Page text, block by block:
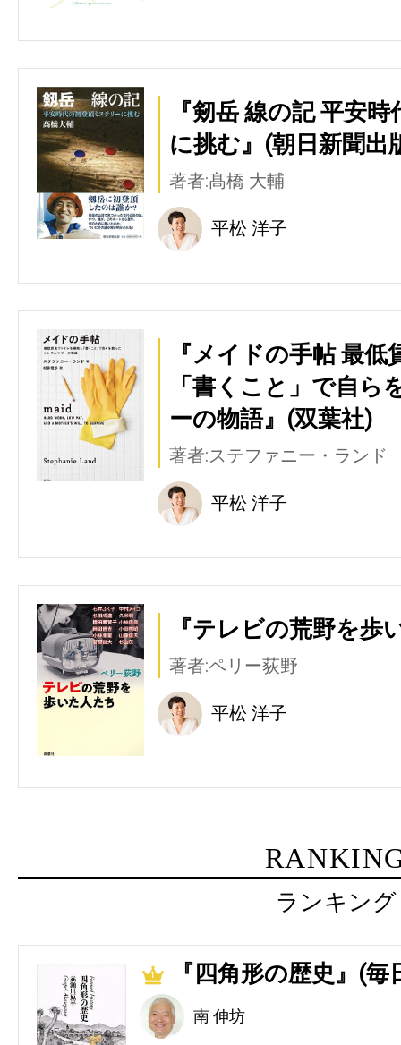
『剱岳 線の記 平安
に挑む』(朝日新聞出
著者:髙橋 大輔
平松 洋子
『メイドの手帖 最
「書くこと」で自
ーの物語』(双葉社)
著者:ステファニー・ランド
平松 洋子
『テレビの荒野を歩
著者:ペリー荻野
平松 洋子
ランキング
1 『四角形の歴史』(毎
南 伸坊